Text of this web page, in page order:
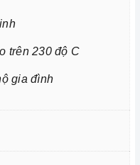
trên 230 độ C
gia đình